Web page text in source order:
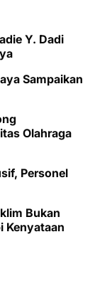
Y. Dadi
Sampaikan
Olahraga
Personel
Bukan
Kenyataan